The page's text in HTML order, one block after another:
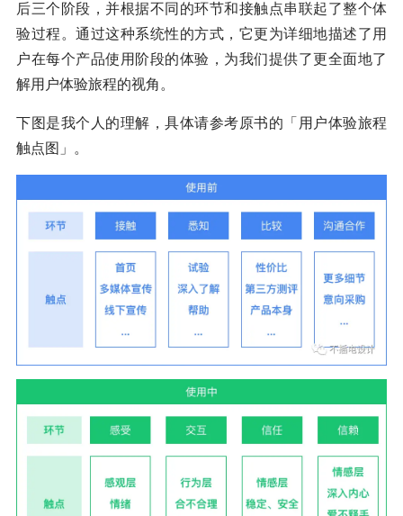
后三个阶段，并根据不同的环节和接触点串联起了整个体
验过程。通过这种系统性的方式，它更为详细地描述了用
户在每个产品使用阶段的体验，为我们提供了更全面地了
解用户体验旅程的视角。
下图是我个人的理解，具体请参考原书的「用户体验旅程
触点图」。